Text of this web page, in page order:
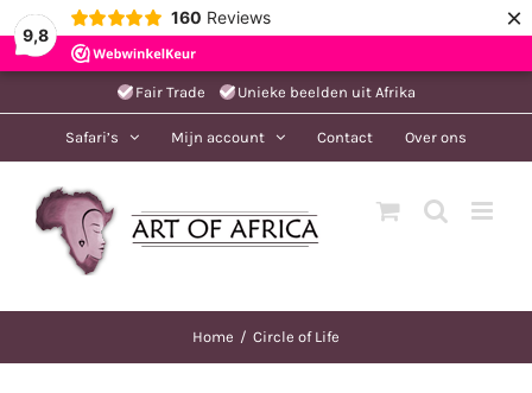
9,8
160 Reviews ×
naar
Fair Trade Unieke beelden uit Afrika
Safari’s Mijn account Contact Over ons
Home Circle of Life